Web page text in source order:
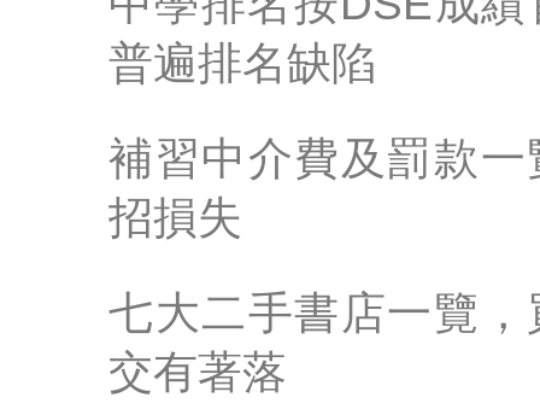
普遍排名缺陷
補習中介費及罰款
招損失
七大二手書店一覽
交有著落